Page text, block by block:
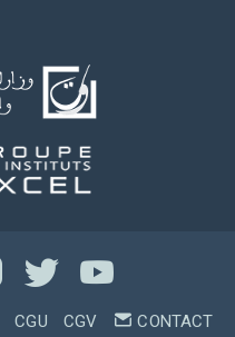
CGU CGV CONTACT